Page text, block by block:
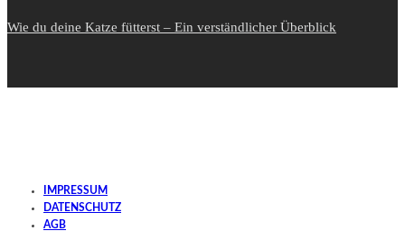
Wie du deine Katze fütterst – Ein verständlicher Überblick
IMPRESSUM
DATENSCHUTZ
AGB